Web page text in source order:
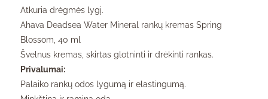
Atkuria drėgmės lygį.
Ahava Deadsea Water Mineral rankų kremas Spring
Blossom, 40 ml
Švelnus kremas, skirtas glotninti ir drėkinti rankas.
Privalumai:
Palaiko rankų odos lygumą ir elastingumą.